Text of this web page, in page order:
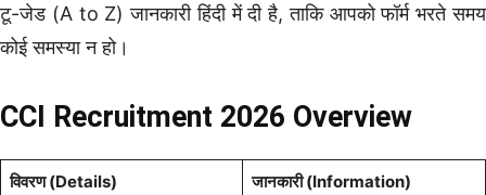
टू-जेड (A to Z) जानकारी हिंदी में दी है, ताकि आपको फॉर्म भरते समय
कोई समस्या न हो।
CCI Recruitment 2026 Overview
विवरण (Details) जानकारी (Information)